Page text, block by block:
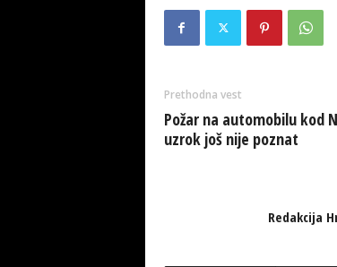
Prethodna vest
Požar na automobilu kod
uzrok još nije poznat
Redakcija